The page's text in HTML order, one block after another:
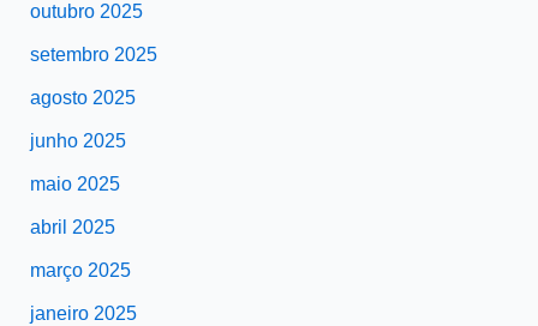
outubro 2025
setembro 2025
agosto 2025
junho 2025
maio 2025
abril 2025
março 2025
janeiro 2025